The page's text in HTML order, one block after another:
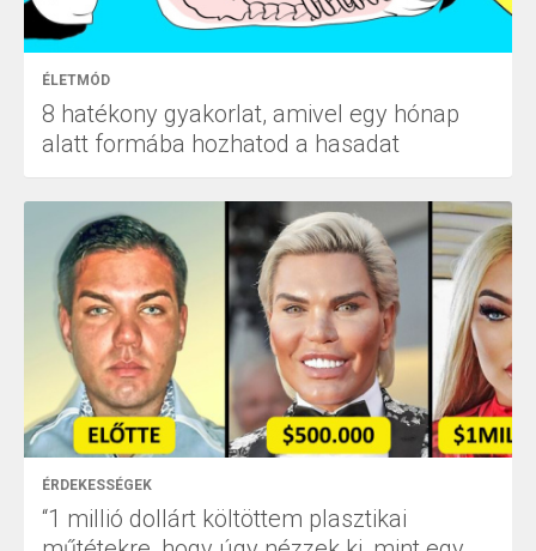
ÉLETMÓD
8 hatékony gyakorlat, amivel egy hónap
alatt formába hozhatod a hasadat
ÉRDEKESSÉGEK
“1 millió dollárt költöttem plasztikai